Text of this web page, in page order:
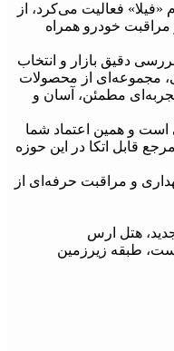
پیش‌تر با نام «فیلا» فعالیت می‌کرد، از
و مراقبت خودرو همراه
دقیق بازار و انتخاب
مجموعه‌ای از محصولات
مطمئن، آسان و
است و همین اعتماد شما
امروز به یک مرجع قابل اتکا در این حوزه
نگهداری و مراقبت حرفه‌ای از
هتل ارس
طبقه زیرزمین